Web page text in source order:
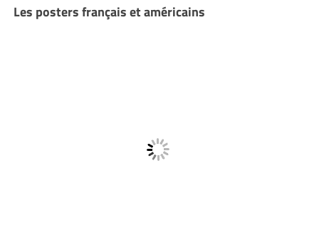
Les posters français et américains